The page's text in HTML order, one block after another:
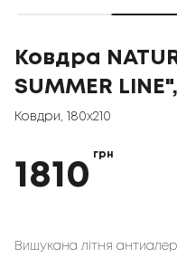
Ковдра
SUMMER
Ковдри 180x210
1810
грн
Вишукана літня